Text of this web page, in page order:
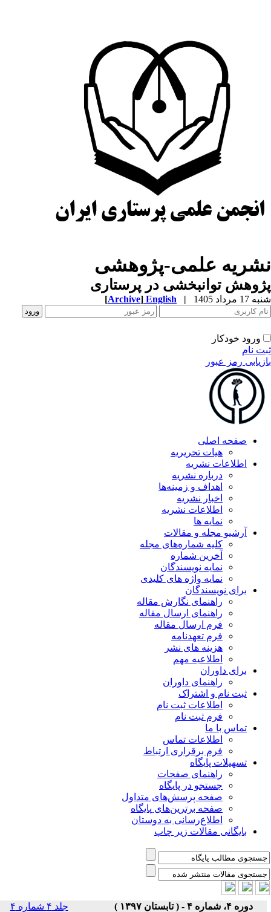
علمی-پژوهشی
توانبخشی در پرستاری
مرداد 1405 |
English
[Archive]
ورود خودکار
نام
رمز عبور
صفحه اصلی
هیات تحریریه
اطلاعات نشریه
درباره نشریه
اهداف و زمینه‌ها
اخبار نشریه
اطلاعات نشریه
نمایه ها
آرشیو مجله و مقالات
کلیه شماره‌های مجله
آخرین شماره
نمایه نویسندگان
نمایه واژه های کلیدی
برای نویسندگان
راهنمای نگارش مقاله
راهنمای ارسال مقاله
فرم ارسال مقاله
فرم تعهدنامه
هزینه های نشر
اطلاعیه مهم
برای داوران
راهنمای داوران
ثبت نام و اشتراک
اطلاعات ثبت نام
فرم ثبت نام
تماس با ما
اطلاعات تماس
فرم برقراری ارتباط
تسهیلات پایگاه
راهنمای صفحات
جستجو در پایگاه
صفحه پرسش‌های متداول
صفحه برترین‌های پایگاه
اطلاع‌رسانی به دوستان
بایگانی مقالات زیر چاپ
دوره ۴، شماره ۴ - ( تابستان ۱۳۹۷ )
جلد ۴ شماره ۴